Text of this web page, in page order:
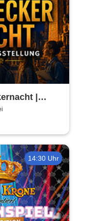
|
| Hannover -
14:30 Uhr